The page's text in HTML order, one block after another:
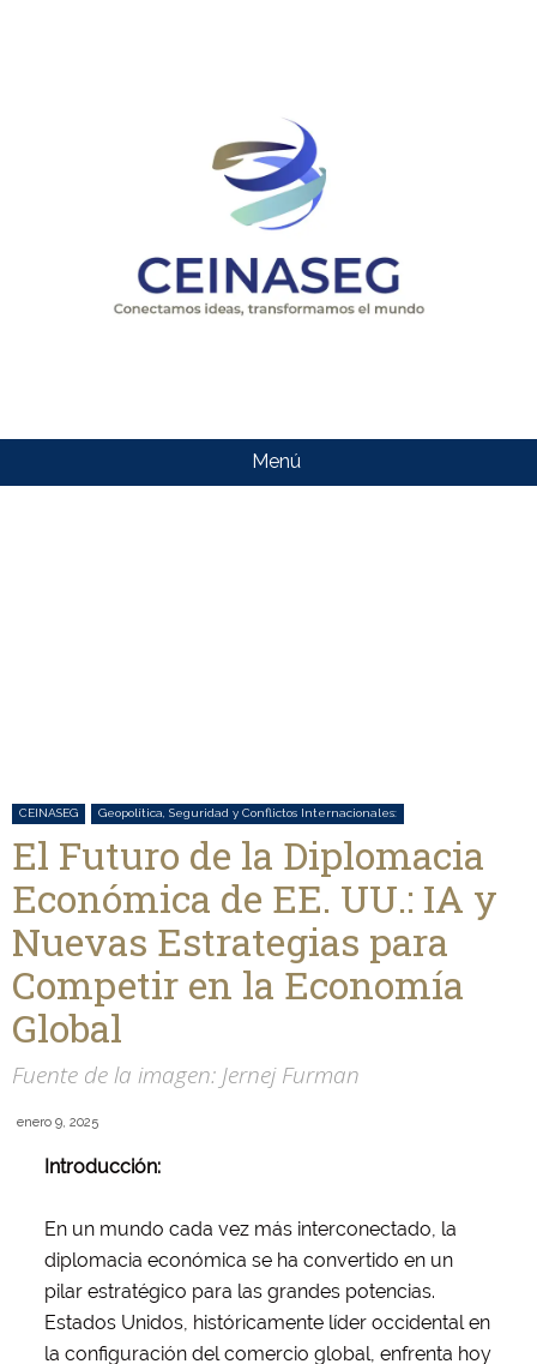
CEINASEG
Menú
CEINASEG Geopolítica, Seguridad y Conflictos Internacionales:
El Futuro de la Diplomacia
Económica de EE. UU.: IA y
Nuevas Estrategias para
Competir en la Economía
Global
Fuente de la imagen: Jernej Furman
enero 9, 2025
Introducción:
En un mundo cada vez más interconectado, la
diplomacia económica se ha convertido en un
pilar estratégico para las grandes potencias.
Estados Unidos, históricamente líder occidental en
la configuración del comercio global, enfrenta hoy